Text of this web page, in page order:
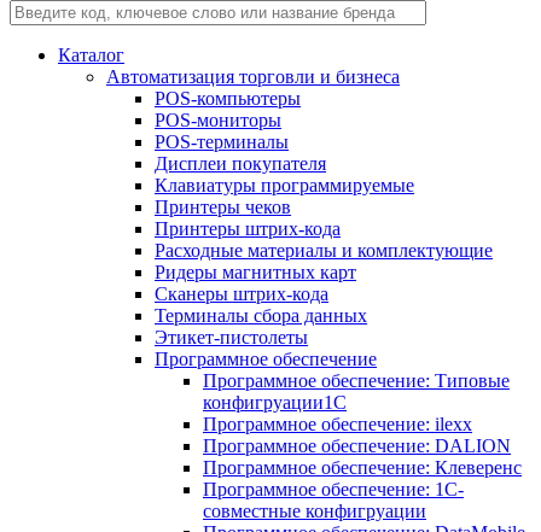
Каталог
Автоматизация торговли и бизнеса
POS-компьютеры
POS-мониторы
POS-терминалы
Дисплеи покупателя
Клавиатуры программируемые
Принтеры чеков
Принтеры штрих-кода
Расходные материалы и комплектующие
Ридеры магнитных карт
Сканеры штрих-кода
Терминалы сбора данных
Этикет-пистолеты
Программное обеспечение
Программное обеспечение: Типовые
конфигруации1С
Программное обеспечение: ilexx
Программное обеспечение: DALION
Программное обеспечение: Клеверенс
Программное обеспечение: 1С-
совместные конфигруации